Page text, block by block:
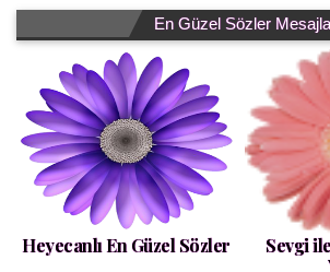
En Güzel Sözler
Heyecanlı En Güzel Sözler
Sevgi